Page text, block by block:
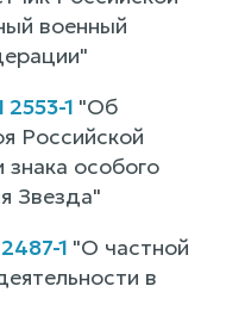
военный
1 "Об
Российской
особого
Звезда"
1 "О частной
в